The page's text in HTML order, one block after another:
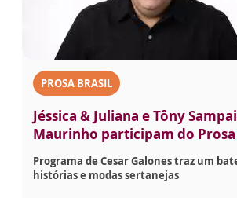
PROSA BRASIL
Jéssica & Juliana e Tôny
Maurinho participam do
Programa de Cesar Galones traz um
histórias e modas sertanejas